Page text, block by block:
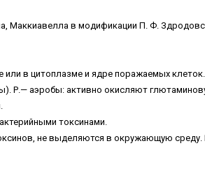
Маккиавелла в модификации П. Ф.
в цитоплазме и ядре поражаемых клеток.
Р.— аэробы: активно окисляют
токсинами.
не выделяются в окружающую среду.